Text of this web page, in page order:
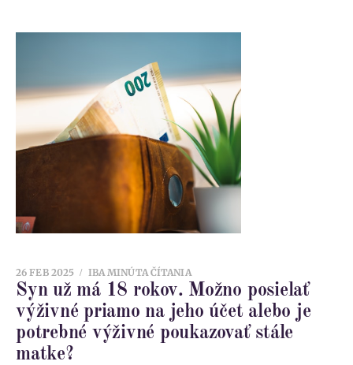
Syn už má 18 rokov. Možno posielať
výživné priamo na jeho účet alebo je
potrebné výživné poukazovať stále
matke?
26 FEB 2025 IBA MINÚTA ČÍTANIA